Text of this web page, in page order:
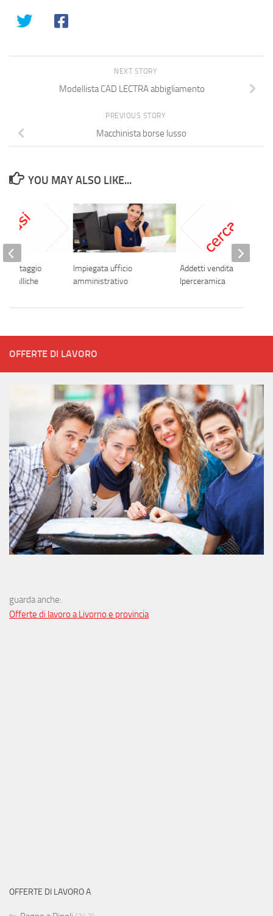
NEXT STORY
Modellista CAD LECTRA abbigliamento
PREVIOUS STORY
Macchinista borse lusso
YOU MAY ALSO LIKE...
Impiegata ufficio
amministrativo
Addetti vendita
Iperceramica
montaggio
OFFERTE DI LAVORO
guarda anche:
Offerte di lavoro a Livorno e provincia
OFFERTE DI LAVORO A